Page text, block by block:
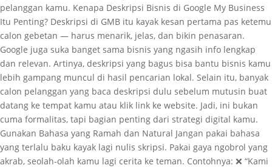
pelanggan kamu. Kenapa Deskripsi Bisnis di Google My Business
Itu Penting? Deskripsi di GMB itu kayak kesan pertama pas ketemu
calon gebetan — harus menarik, jelas, dan bikin penasaran.
Google juga suka banget sama bisnis yang ngasih info lengkap
dan relevan. Artinya, deskripsi yang bagus bisa bantu bisnis kamu
lebih gampang muncul di hasil pencarian lokal. Selain itu, banyak
calon pelanggan yang baca deskripsi dulu sebelum mutusin buat
datang ke tempat kamu atau klik link ke website. Jadi, ini bukan
cuma formalitas, tapi bagian penting dari strategi digital kamu.
Gunakan Bahasa yang Ramah dan Natural Jangan pakai bahasa
yang terlalu baku kayak lagi nulis skripsi. Pakai gaya ngobrol yang
akrab, seolah-olah kamu lagi cerita ke teman. Contohnya: ❌ “Kami